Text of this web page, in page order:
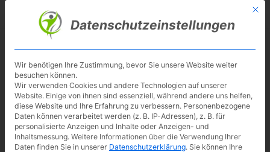
Skip
Besuche meinen Youtube-Kanal ▶︎
Alle Tests der aktuellen
Heimtrainer, Ergometer und
Indoor Bikes in der Übersicht
Mit
Datenschutzeinstellungen
Wir benötigen Ihre Zustimmung, bevor Sie unsere Website weiter
besuchen können.
Wir verwenden Cookies und andere Technologien auf unserer
Website. Einige von ihnen sind essenziell, während andere uns helfen,
diese Website und Ihre Erfahrung zu verbessern. Personenbezogene
Daten können verarbeitet werden (z. B. IP-Adressen), z. B. für
personalisierte Anzeigen und Inhalte oder Anzeigen- und
Inhaltsmessung. Weitere Informationen über die Verwendung Ihrer
Daten finden Sie in unserer Datenschutzerklärung. Sie können Ihre